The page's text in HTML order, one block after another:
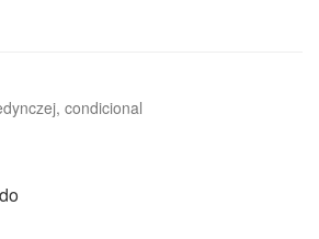
condicional